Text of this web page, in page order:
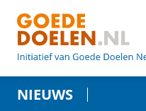
NIEUWS